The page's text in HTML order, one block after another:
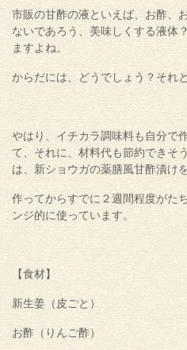
市販の甘酢の液といえば、お酢、
ないであろう、美味しくする液体
ますよね。
からだには、どうでしょう？それ
やはり、イチカラ調味料も自分で
て、それに、材料代も節約できそ
は、新ショウガの薬膳風甘酢漬け
作ってからすでに２週間程度がた
ンジ的に使っています。
【食材】
新生姜（皮ごと）
お酢（りんご酢）